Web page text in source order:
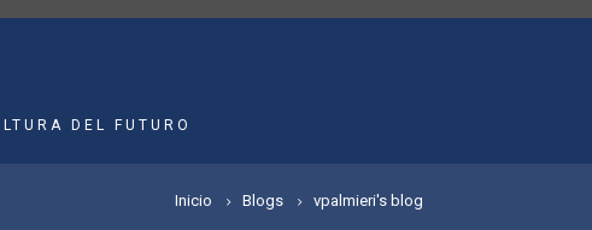
DEL FUTURO
Inicio Blogs vpalmieri's blog